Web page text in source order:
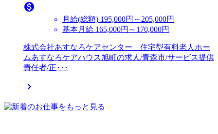

月給(総額) 195,000円～205,000円
基本月給 165,000円～170,000円
株式会社あすなろケアセンター 住宅型有料老人ホー
ムあすなろケアハウス旭町の求人/青森市/サービス提供
責任者/正･･･
